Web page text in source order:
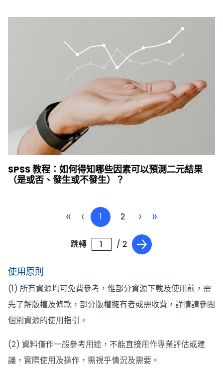
SPSS 教程：如何得知哪些因素可以預測二元結果
（是或否、發生或不發生）？
« ‹ 1 2 › »
跳轉 / 2
使用原則
(1) 所有資源均可免費參考，惟部分資源下載及使用前，需
先了解版權及條款，部分版權擁有者或需收費，詳情請參閱
個別資源的使用指引。
(2) 資料僅作一般參考用途，不能直接用作專業評估或建
議，實際使用及操作，需視乎情況及需要。